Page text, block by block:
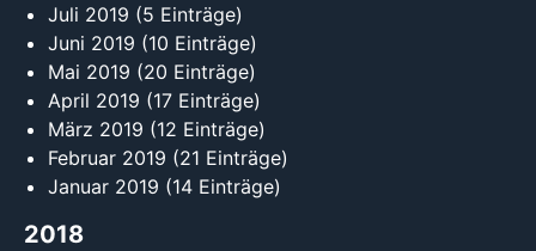
Juli 2019 (5 Einträge)
Juni 2019 (10 Einträge)
Mai 2019 (20 Einträge)
April 2019 (17 Einträge)
März 2019 (12 Einträge)
Februar 2019 (21 Einträge)
Januar 2019 (14 Einträge)
2018